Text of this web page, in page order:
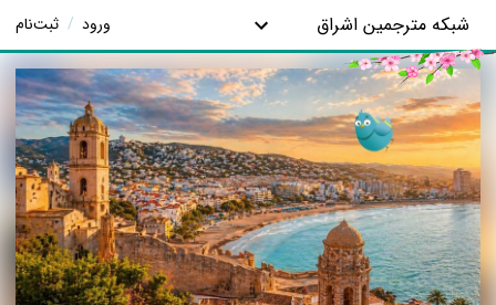
شبکه مترجمین اشراق ورود / ثبت‌نام